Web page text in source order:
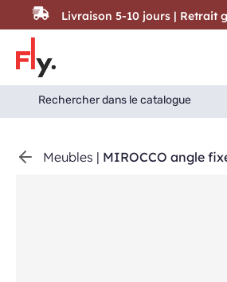
Passer au contenu
Search
for:
Search Button
Meubles | MIROCCO angle
Livraison 5-10 jours | Retrait